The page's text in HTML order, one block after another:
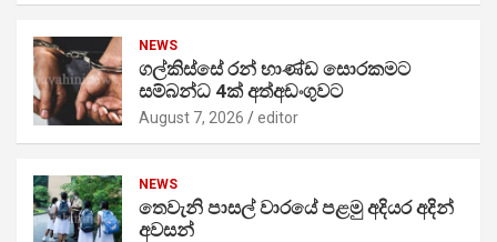
NEWS
ගල්කිස්සේ රන් භාණ්ඩ සොරකමට
සම්බන්ධ 4ක් අත්අඩංගුවට
August 7, 2026 editor
NEWS
තෙවැනි පාසල් වාරයේ පළමු අදියර අදින්
අවසන්